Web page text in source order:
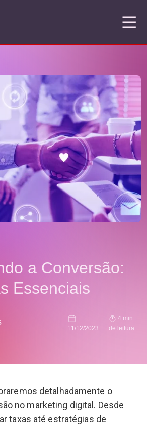
a Conversão:
Essenciais
11/12/2023
4 min
de leitura
detalhadamente o
no marketing digital. Desde
taxas até estratégias de